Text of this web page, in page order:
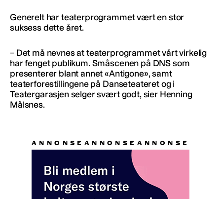
Generelt har teaterprogrammet vært en stor
suksess dette året.
– Det må nevnes at teaterprogrammet vårt virkelig
har fenget publikum. Småscenen på DNS som
presenterer blant annet «Antigone», samt
teaterforestillingene på Danseteateret og i
Teatergarasjen selger svært godt, sier Henning
Målsnes.